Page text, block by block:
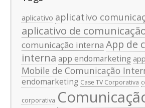
aplicativo aplicativo
aplicativo de
comunicação interna App de
interna app endomarketing
Mobile de Comunicação
endomarketing Case TV Corporativa
corporativa